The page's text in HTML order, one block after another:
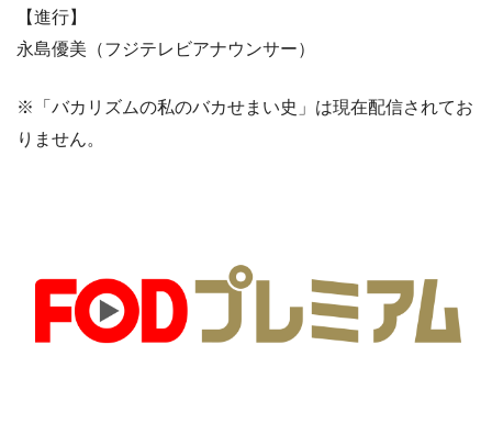
【進行】
永島優美（フジテレビアナウンサー）
※「バカリズムの私のバカせまい史」は現在配信されてお
りません。